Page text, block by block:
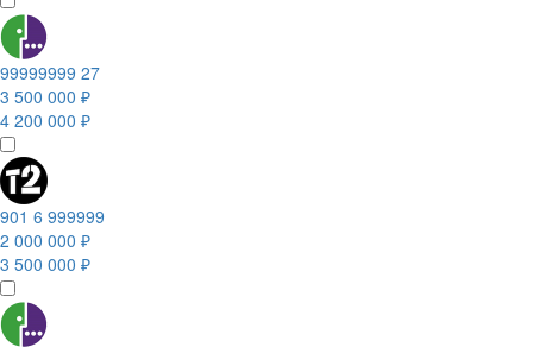
99999999 27
3 500 000 ₽
4 200 000 ₽
901 6 999999
2 000 000 ₽
3 500 000 ₽